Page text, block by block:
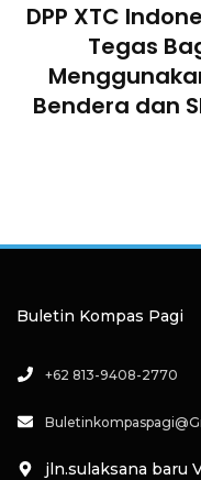
DPP XTC
Tegas
Bendera dan
Buletin Kompas Pagi
+62 813-9408-2770
jln.sulaksana baru